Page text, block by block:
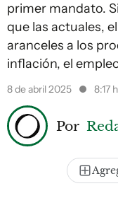
primer mandato.
que las actuales,
aranceles a los
inflación, el
8 de abril 2025 8:17
Por